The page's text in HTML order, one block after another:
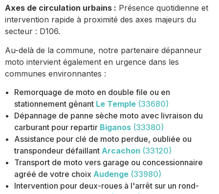
Axes de circulation urbains : Présence quotidienne et
intervention rapide à proximité des axes majeurs du
secteur : D106.
Au-delà de la commune, notre partenaire dépanneur
moto intervient également en urgence dans les
communes environnantes :
Remorquage de moto en double file ou en
stationnement gênant Le Temple (33680)
Dépannage de panne sèche moto avec livraison du
carburant pour repartir Biganos (33380)
Assistance pour clé de moto perdue, oubliée ou
transpondeur défaillant Arcachon (33120)
Transport de moto vers garage ou concessionnaire
agréé de votre choix Audenge (33980)
Intervention pour deux-roues à l'arrêt sur un rond-